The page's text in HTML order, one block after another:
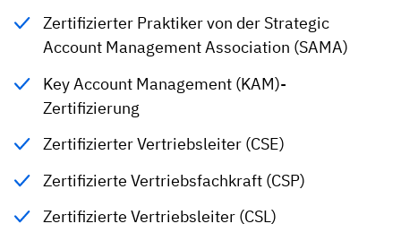
Zertifizierter Praktiker von der Strategic
Account Management Association (SAMA)
Key Account Management (KAM)-
Zertifizierung
Zertifizierter Vertriebsleiter (CSE)
Zertifizierte Vertriebsfachkraft (CSP)
Zertifizierte Vertriebsleiter (CSL)